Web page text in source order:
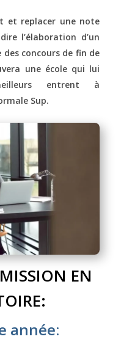
et replacer une note
l’élaboration d’un
des concours de fin de
une école qui lui
entrent à
Sup.
EN
année: